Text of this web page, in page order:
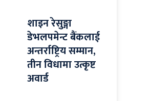
शाइन रेसुङ्गा
डेभलपमेन्ट बैंकलाई
अन्तर्राष्ट्रिय सम्मान,
तीन विधामा उत्कृष्ट
अवार्ड